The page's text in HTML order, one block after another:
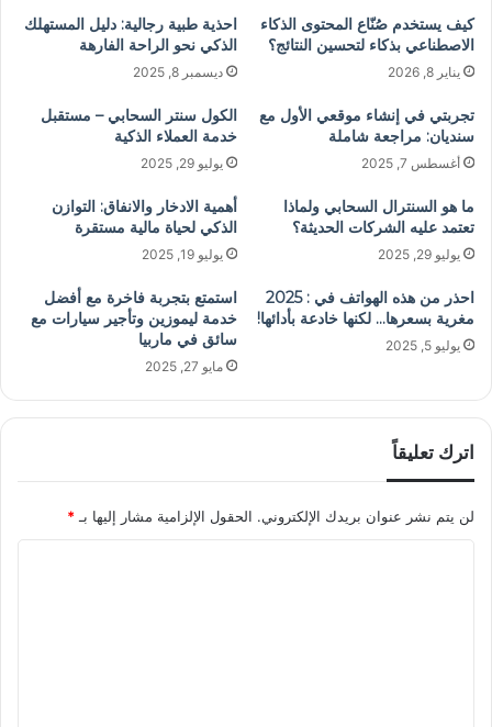
كيف يستخدم صُنّاع المحتوى الذكاء
الاصطناعي بذكاء لتحسين النتائج؟
يناير 8, 2026
احذية طبية رجالية: دليل المستهلك
الذكي نحو الراحة الفارهة
ديسمبر 8, 2025
تجربتي في إنشاء موقعي الأول مع
سنديان: مراجعة شاملة
أغسطس 7, 2025
الكول سنتر السحابي – مستقبل
خدمة العملاء الذكية
يوليو 29, 2025
ما هو السنترال السحابي ولماذا
تعتمد عليه الشركات الحديثة؟
يوليو 29, 2025
أهمية الادخار والانفاق: التوازن
الذكي لحياة مالية مستقرة
يوليو 19, 2025
احذر من هذه الهواتف في : 2025
مغرية بسعرها… لكنها خادعة بأدائها!
يوليو 5, 2025
استمتع بتجربة فاخرة مع أفضل
خدمة ليموزين وتأجير سيارات مع
سائق في ماربيا
مايو 27, 2025
اترك تعليقاً
لن يتم نشر عنوان بريدك الإلكتروني. الحقول الإلزامية مشار إليها بـ *